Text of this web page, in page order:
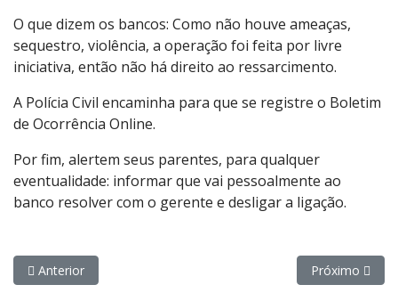
O que dizem os bancos: Como não houve ameaças,
sequestro, violência, a operação foi feita por livre
iniciativa, então não há direito ao ressarcimento.
A Polícia Civil encaminha para que se registre o Boletim
de Ocorrência Online.
Por fim, alertem seus parentes, para qualquer
eventualidade: informar que vai pessoalmente ao
banco resolver com o gerente e desligar a ligação.
Artigo anterior: Engrandeça seu Ser – 08/03 Dia Internacional
Anterior Próximo
Próximo